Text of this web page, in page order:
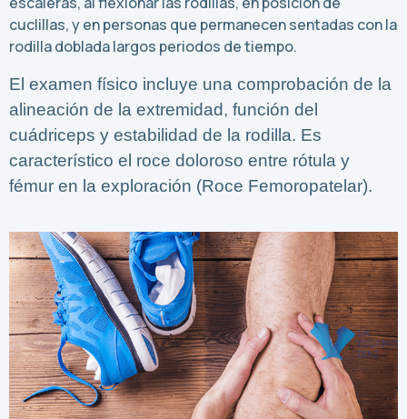
cuclillas, y en personas que permanecen sentadas con la
rodilla doblada largos periodos de tiempo.
El examen físico incluye una comprobación de la
alineación de la extremidad, función del
cuádriceps y estabilidad de la rodilla. Es
característico el roce doloroso entre rótula y
fémur en la exploración (Roce Femoropatelar).